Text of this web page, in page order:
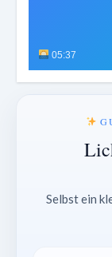
05:37
Selbst ein